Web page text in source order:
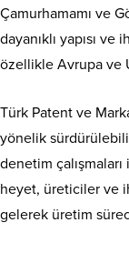
Çamurhamamı ve
dayanıklı yapısı
özellikle Avrupa ve
Türk Patent ve
yönelik
denetim
heyet, üreticiler ve
gelerek üretim